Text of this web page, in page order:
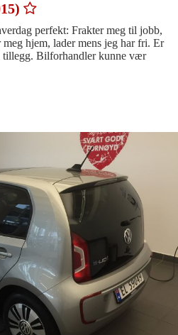
perfekt: Frakter meg til jobb,
hjem, lader mens jeg har fri. Er
tillegg. Bilforhandler kunne vær